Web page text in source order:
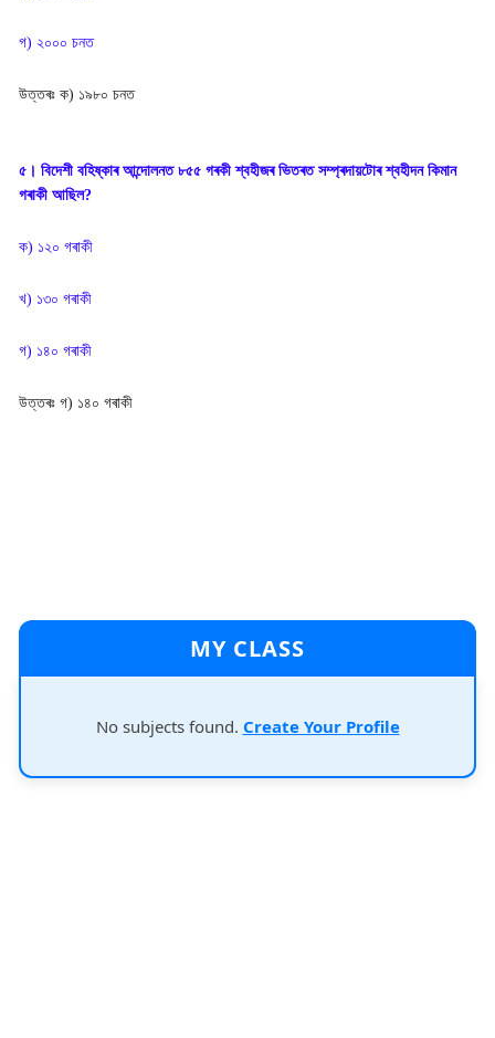
গ) ২০০০ চনত
উত্তৰঃ ক) ১৯৮০ চনত
৫। বিদেশী বহিষ্কাৰ আন্দোলনত ৮৫৫ গৰকী শ্বহীজৰ ভিতৰত সম্প্ৰদায়টোৰ শ্বহীদন কিমান
গৰাকী আছিল?
ক) ১২০ গৰাকী
খ) ১৩০ গৰাকী
গ) ১৪০ গৰাকী
উত্তৰঃ গ) ১৪০ গৰাকী
MY CLASS
No subjects found. Create Your Profile